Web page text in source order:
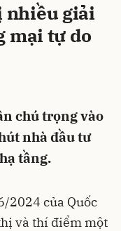
nhiều giải
mại tự do
chú trọng vào
nhà đầu tư
tầng.
2024 của Quốc
và thí điểm một
Hủy